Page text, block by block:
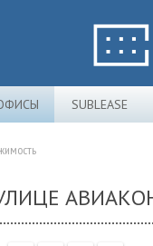
SUBLEASE